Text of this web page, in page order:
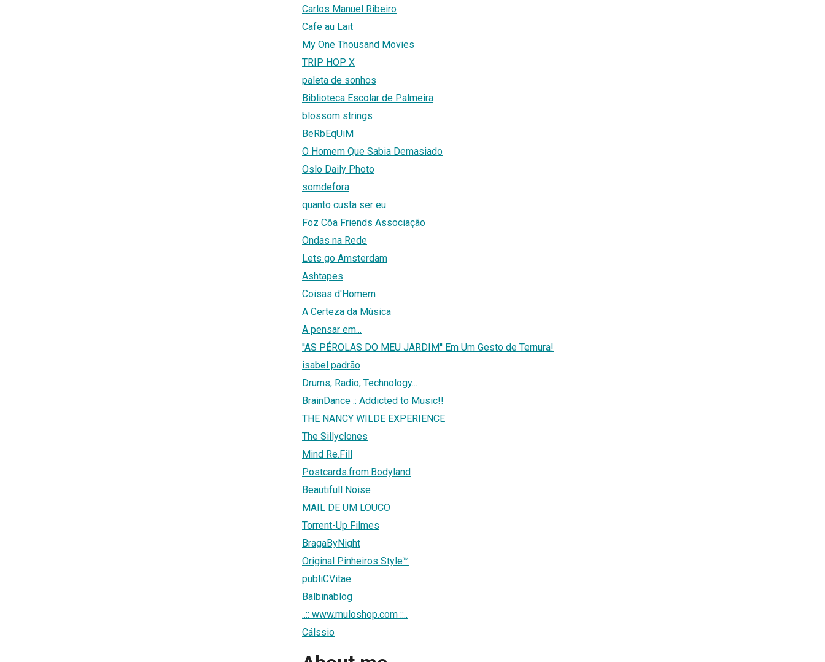
Carlos Manuel Ribeiro
Cafe au Lait
My One Thousand Movies
TRIP HOP X
paleta de sonhos
Biblioteca Escolar de Palmeira
blossom strings
BeRbEqUiM
O Homem Que Sabia Demasiado
Oslo Daily Photo
somdefora
quanto custa ser eu
Foz Côa Friends Associação
Ondas na Rede
Lets go Amsterdam
Ashtapes
Coisas d'Homem
A Certeza da Música
A pensar em...
''AS PÉROLAS DO MEU JARDIM'' Em Um Gesto de Ternura!
isabel padrão
Drums, Radio, Technology...
BrainDance :: Addicted to Music!!
THE NANCY WILDE EXPERIENCE
The Sillyclones
Mind Re.Fill
Postcards.from.Bodyland
Beautifull Noise
MAIL DE UM LOUCO
Torrent-Up Filmes
BragaByNight
Original Pinheiros Style™
publiCVitae
Balbinablog
..:: www.muloshop.com ::..
Cálssio